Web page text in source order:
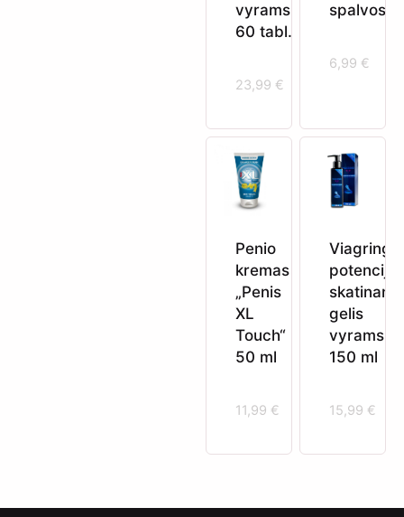
vyrams
60 tabl.
23,99 €
spalvos)
6,99 €
Penio
kremas
„Penis
XL
Touch“
50 ml
11,99 €
Viagring
potenciją
gelis
vyrams
150 ml
15,99 €